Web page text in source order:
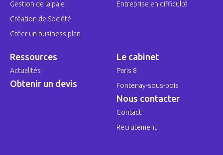
Gestion de la paie
Création de Société
Créer un business plan
Entreprise en difficulté
Ressources
Actualités
Obtenir un devis
Le cabinet
Paris 8
Fontenay-sous-bois
Nous contacter
Contact
Recrutement